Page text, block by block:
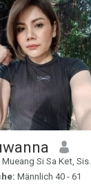
Mueang Si Sa Ket, Sisaket, Thailand
Männlich 40 - 61